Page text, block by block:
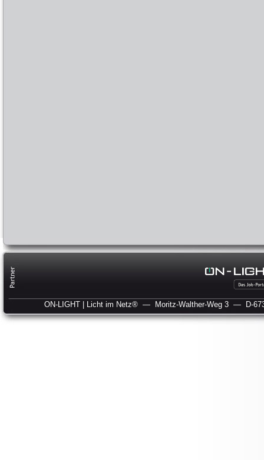
ON-LIGHT | Licht im Netz® — Moritz-Walther-Weg 3 — D-